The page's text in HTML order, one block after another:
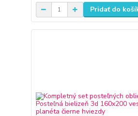
Pridať do